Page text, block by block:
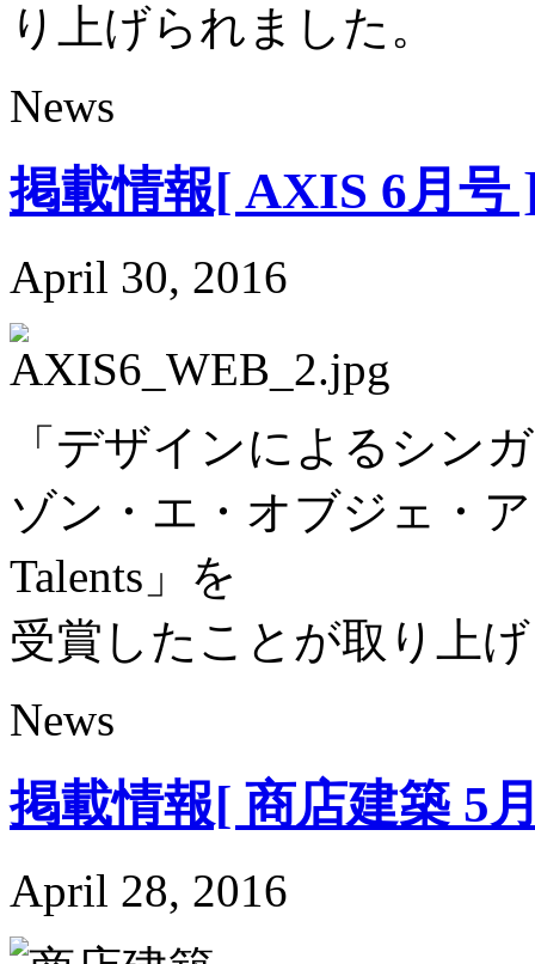
り上げられました。
News
掲載情報[ AXIS 6月号
April 30, 2016
「デザインによるシン
ゾン・エ・オブジェ・
Talents」を
受賞したことが取り上
News
掲載情報[ 商店建築 5
April 28, 2016